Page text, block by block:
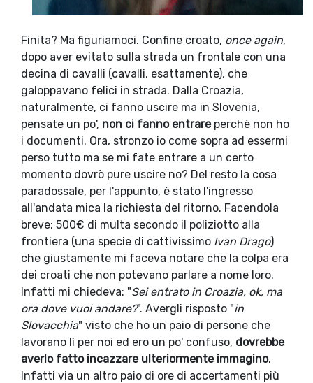
Finita? Ma figuriamoci. Confine croato, once again,
dopo aver evitato sulla strada un frontale con una
decina di cavalli (cavalli, esattamente), che
galoppavano felici in strada. Dalla Croazia,
naturalmente, ci fanno uscire ma in Slovenia,
pensate un po', non ci fanno entrareperchè non ho
i documenti. Ora, stronzo io come sopra ad essermi
perso tutto ma se mi fate entrare a un certo
momento dovrò pure uscire no? Del resto la cosa
paradossale, per l'appunto, è stato l'ingresso
all'andata mica la richiesta del ritorno. Facendola
breve: 500€ di multa secondo il poliziotto alla
frontiera (una specie di cattivissimo Ivan Drago)
che giustamente mi faceva notare che la colpa era
dei croati che non potevano parlare a nome loro.
Infatti mi chiedeva: "Sei entrato in Croazia, ok, ma
ora dove vuoi andare?". Avergli risposto "in
Slovacchia" visto che ho un paio di persone che
lavorano lì per noi ed ero un po' confuso, dovrebbe
averlo fatto incazzare ulteriormente immagino.
Infatti via un altro paio di ore di accertamenti più